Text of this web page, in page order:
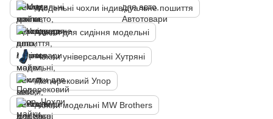
Модельні чохли індивідуальне пошиття
Чохли для сидіння модельні
Чохли універсальні Хутряні
Поперековий Упор
Чохли модельні MW Brothers